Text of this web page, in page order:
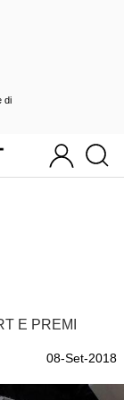
E PREMI
08-Set-2018
di